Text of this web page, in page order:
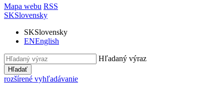
Mapa webu RSS
SKSlovensky
SKSlovensky
ENEnglish
Hľadaný výraz
Hľadať
rozšírené vyhľadávanie